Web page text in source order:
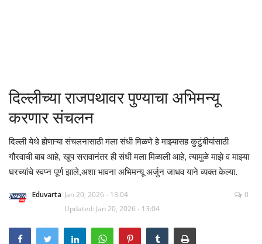
गॅलरी
Language
Marathi
दिल्लीच्या राजपथावर पुण्याचा अभिमन्यू
करणार संचलन
दिल्ली येथे होणाऱ्या संचलनासाठी मला संधी मिळणे हे माझ्यासह कुटुंबीयांसाठी
गौरवाची बाब आहे, खूप सरावानंतर ही संधी मला मिळाली आहे, त्यामुळे माझे व माझ्या
घरच्यांचे स्वप्न पूर्ण झाले,अशा भावना अभिमन्यू अर्जुन जाधव याने व्यक्त केल्या.
Eduvarta Jan 20, 2026 - 13:04
Updated: Jan 20, 2026 - 13:04
0